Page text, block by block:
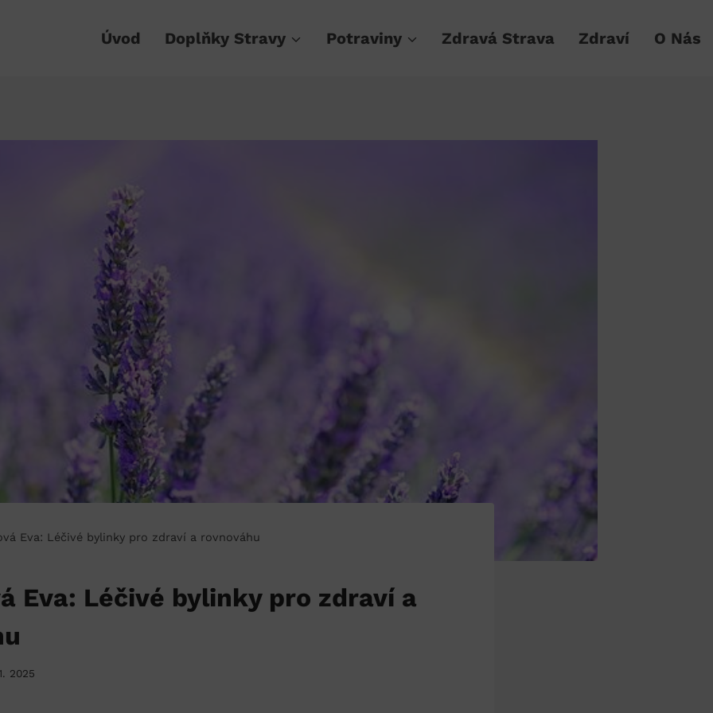
Úvod Doplňky Stravy Potraviny Zdravá Strava Zdraví O Nás
Eva: Léčivé bylinky pro zdraví a rovnováhu
Eva: Léčivé bylinky pro zdraví a
2025